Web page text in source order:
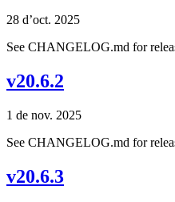
28 d’oct. 2025
See CHANGELOG.md for
v20.6.2
1 de nov. 2025
See CHANGELOG.md for
v20.6.3